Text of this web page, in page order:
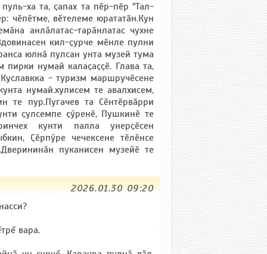
ха та, ҫапах та пӗр-пӗр "Тал-
чӗпӗтме, вӗтелеме юрататӑн.Кун
анлӑлатас-тарӑнлатас чухне
кил-ҫурче мӗнле пулни
юлнӑ пулсан унта музей тума
нумай калаҫаҫҫӗ. Глава та,
- туризм маршручӗсене
нумай.хулисем те авалхисем,
те пур.Пугачев та Сӗнтӗрвӑрри
ҫулсемпе ҫӳренӗ, Пушкинӗ те
кунти палла унерҫӗсен
Ҫӗрпӳре чечексене тӗлӗнсе
пуканисен музейӗ те
2026.01.30 09:20
вара.